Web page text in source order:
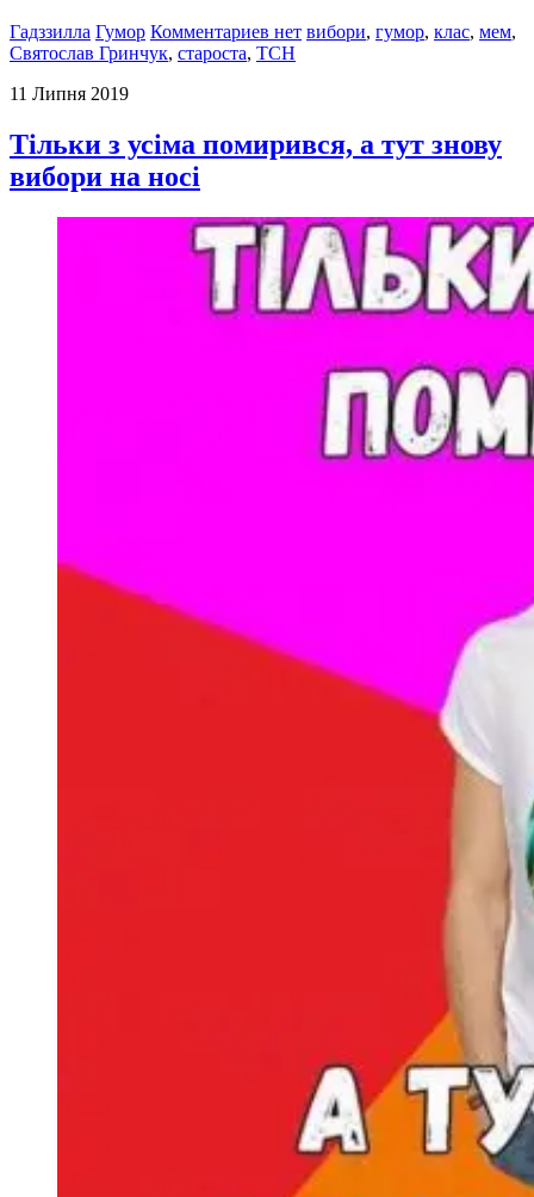
Гадззилла Гумор Комментариев нет вибори, гумор, клас, мем,
Святослав Гринчук, староста, ТСН
11 Липня 2019
Тільки з усіма помирився, а тут знову
вибори на носі